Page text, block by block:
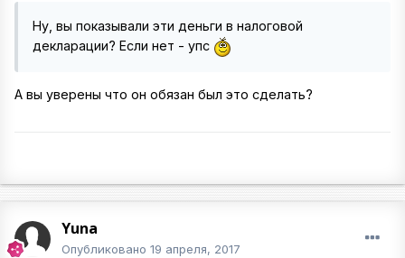
Ну, вы показывали эти деньги в налоговой
декларации? Если нет - упс
А вы уверены что он обязан был это сделать?
Yuna
Опубликовано 19 апреля, 2017